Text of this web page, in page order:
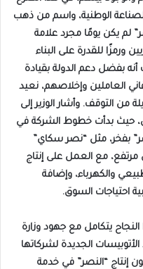
الوطنية، واسم من ذهب
لم يكن يومًا مجرد علامة
ورمزًا للقدرة على البناء
بفضل دعم الدولة بقيادة
العاملين وإخلاصهم، نعيد
من التوقف. وأشار الوزير إلى
حيث بدأت خطوط الشركة في
بفخر، مثل “نصر سكاي”
مع العمل على إنتاج
والكهرباء، وإضافة
احتياجات السوق.
يتكامل مع جهود وزارة
الجديدة لشركاتها
إنتاج “النصر” في خدمة